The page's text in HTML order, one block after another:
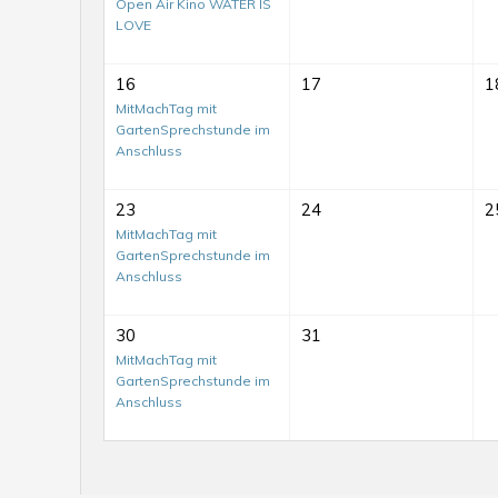
Open Air Kino WATER IS
LOVE
16
MitMachTag mit
GartenSprechstunde im
Anschluss
17
23
MitMachTag mit
GartenSprechstunde im
Anschluss
24
30
MitMachTag mit
GartenSprechstunde im
Anschluss
31
Mit-
Mach-